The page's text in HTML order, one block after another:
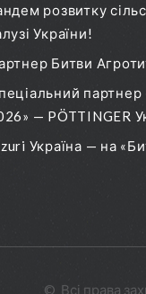
розвитку
України!
Битви
партнер
— PÖTTINGER
Україна — на
© Всі права